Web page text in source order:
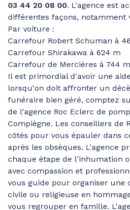
03 44 20 08 00. L'agence est
différentes façons, notamment
Par voiture :
Carrefour Robert Schuman à
Carrefour Shirakawa à 624 m
Carrefour de Mercières à 744 m
Il est primordial d'avoir une
lorsqu'on doit affronter un
funéraire bien géré, comptez
de l'agence Roc Eclerc de
Compiègne. Les conseillers de
côtés pour vous épauler dans
après les obsèques. L'agence
chaque étape de l'inhumation
avec compassion et
vous guide pour organiser une
civile ou religieuse en
vous regrouper en famille.